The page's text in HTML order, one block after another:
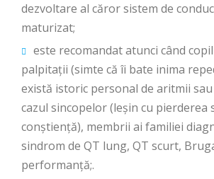
dezvoltare al căror sistem de
maturizat;
este recomandat atunci când
palpitații (simte că îi bate inima
există istoric personal de aritmii
cazul sincopelor (leșin cu pierderea
conștiență), membrii ai familiei
sindrom de QT lung, QT scurt,
performanță;.